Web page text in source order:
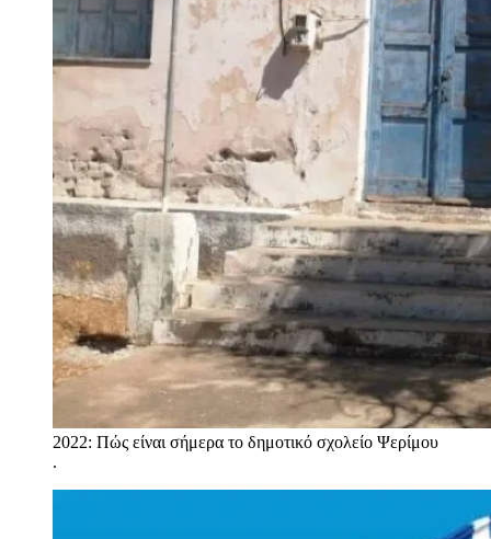
2022: Πώς είναι σήμερα το δημοτικό σχολείο Ψερίμου
.